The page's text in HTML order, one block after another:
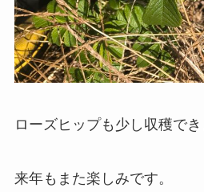
ローズヒップも少し収穫でき
来年もまた楽しみです。